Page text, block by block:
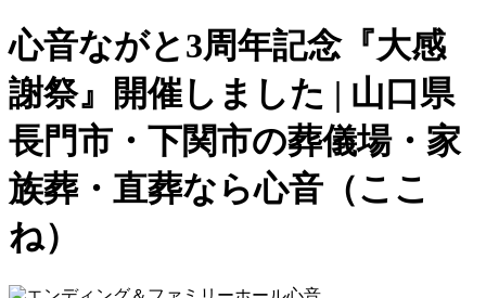
心音ながと3周年記念『大感
謝祭』開催しました | 山口県
長門市・下関市の葬儀場・家
族葬・直葬なら心音（ここ
ね）